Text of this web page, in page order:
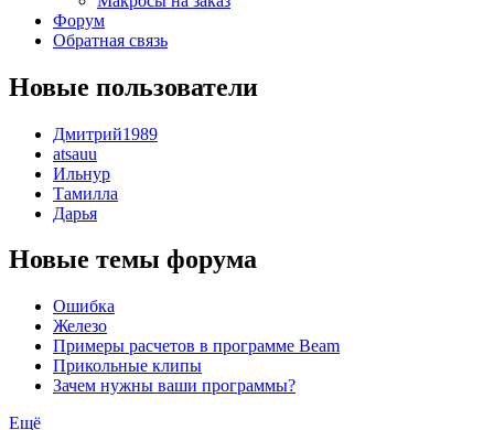
Форум
Обратная связь
Новые пользователи
Дмитрий1989
atsauu
Ильнур
Тамилла
Дарья
Новые темы форума
Ошибка
Железо
Примеры расчетов в программе Beam
Прикольные клипы
Зачем нужны ваши программы?
Ещё